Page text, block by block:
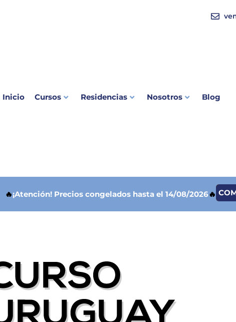
Inicio Cursos Residencias Nosotros Blog
🔥¡Atención! Precios congelados hasta el 14/08/2026🔥